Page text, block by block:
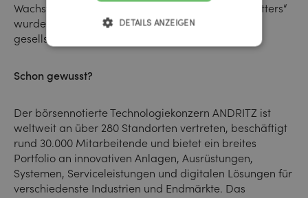
Wachstum. Mit der Botschaft „For Growth that Matters“
wurde die Kommunikation ergänzt und der
gesellschaftlich
Schon gewusst?
Der börsennotierte Technologiekonzern ANDRITZ ist
weltweit an über 280 Standorten vertreten, beschäftigt
rund 30.000 Mitarbeitende und bietet ein breites
Portfolio an innovativen Anlagen, Ausrüstungen,
Systemen, Serviceleistungen und digitalen Lösungen für
verschiedenste Industrien und Endmärkte. Das
DETAILS ANZEIGEN